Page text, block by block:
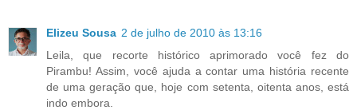
Elizeu Sousa 2 de julho de 2010 às 13:16
Leila, que recorte histórico aprimorado você fez do
Pirambu! Assim, você ajuda a contar uma história recente
de uma geração que, hoje com setenta, oitenta anos, está
indo embora.